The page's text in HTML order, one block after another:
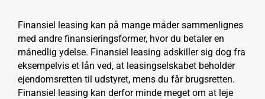
Finansiel leasing kan på mange måder sammenlignes
med andre finansieringsformer, hvor du betaler en
månedlig ydelse. Finansiel leasing adskiller sig dog fra
eksempelvis et lån ved, at leasingselskabet beholder
ejendomsretten til udstyret, mens du får brugsretten.
Finansiel leasing kan derfor minde meget om at leje